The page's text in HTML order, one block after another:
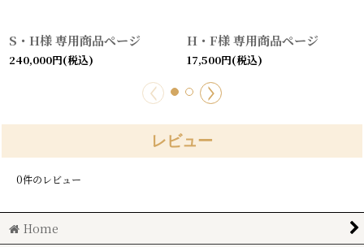
S・H様 専用商品ページ
240,000円(税込)
H・F様 専用商品ページ
17,500円(税込)
レビュー
0件のレビュー
Home